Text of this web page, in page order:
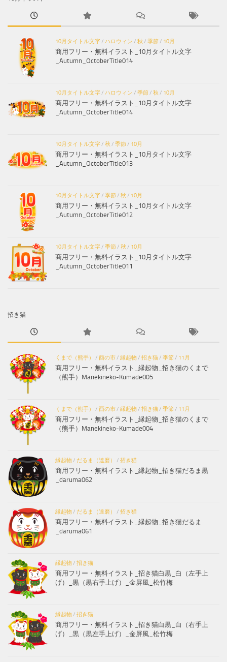
10月タイトル文字/ ハロウィン / 秋 / 季節/ 10月
商用フリー・無料イラスト_10月タイトル文字
_Autumn_OctoberTitle014
10月タイトル文字/ ハロウィン / 季節/ 秋 / 10月
商用フリー・無料イラスト_10月タイトル文字
_Autumn_OctoberTitle014
10月タイトル文字/ 秋 / 季節/ 10月
商用フリー・無料イラスト_10月タイトル文字
_Autumn_OctoberTitle013
10月タイトル文字/ 季節/ 秋 / 10月
商用フリー・無料イラスト_10月タイトル文字
_Autumn_OctoberTitle012
10月タイトル文字/ 季節/ 秋 / 10月
商用フリー・無料イラスト_10月タイトル文字
_Autumn_OctoberTitle011
招き猫
くまで（熊手） / 酉の市/ 縁起物/ 招き猫/ 季節/ 11月
商用フリー・無料イラスト_縁起物_招き猫のくまで
（熊手）Manekineko-Kumade005
くまで（熊手） / 酉の市/ 縁起物/ 招き猫/ 季節/ 11月
商用フリー・無料イラスト_縁起物_招き猫のくまで
（熊手）Manekineko-Kumade004
縁起物/ だるま（達磨） / 招き猫
商用フリー・無料イラスト_縁起物_招き猫だるま黒
_daruma062
縁起物/ だるま（達磨） / 招き猫
商用フリー・無料イラスト_縁起物_招き猫だるま
_daruma061
縁起物/ 招き猫
商用フリー・無料イラスト_招き猫白黒_白（左手上
げ）_黒（黒右手上げ）_金屏風_松竹梅
縁起物/ 招き猫
商用フリー・無料イラスト_招き猫白黒_白（右手上
げ）_黒（黒左手上げ）_金屏風_松竹梅